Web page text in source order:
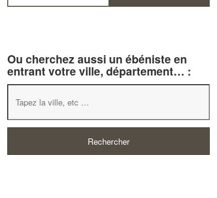
Ou cherchez aussi un ébéniste en
entrant votre ville, département… :